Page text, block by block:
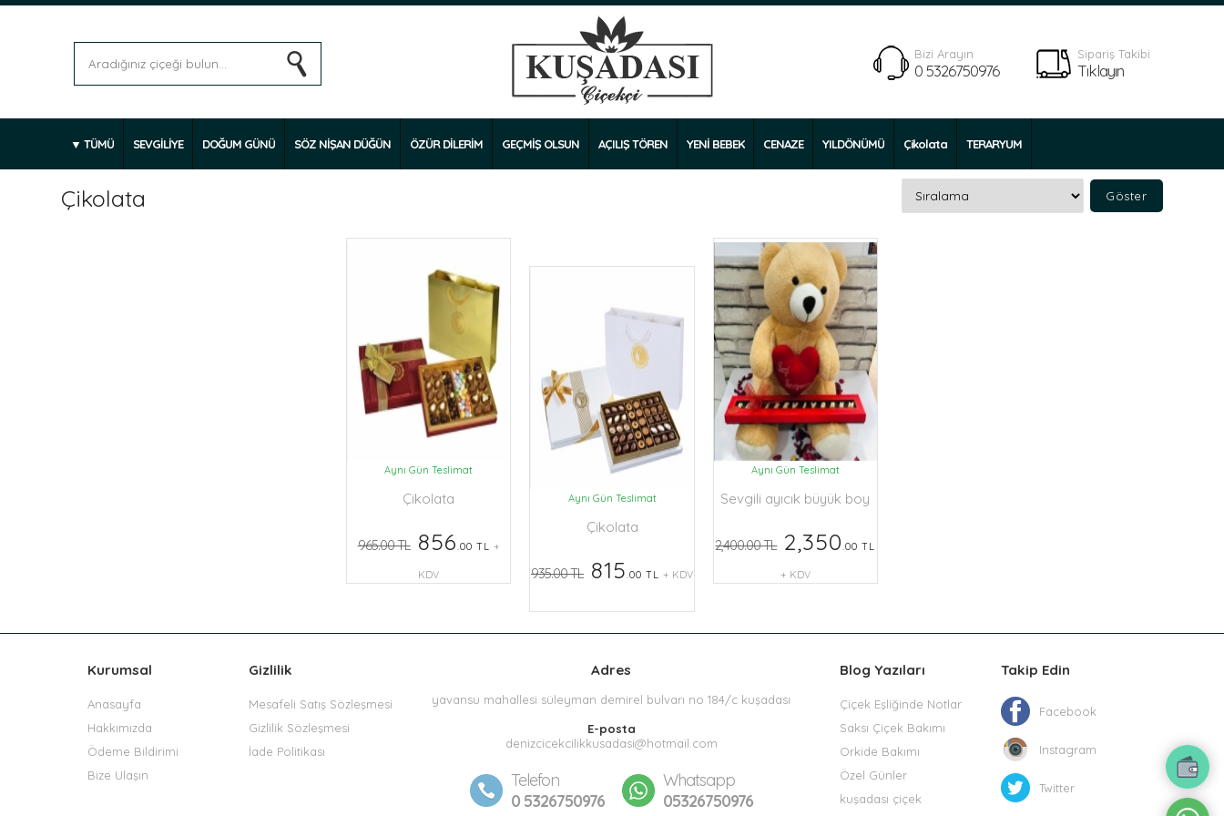
Bizi Arayın
0 5326750976
Sipariş Takibi
Tıklayın
TÜMÜ SEVGİLİYE DOĞUM GÜNÜ SÖZ NİŞAN DÜĞÜN ÖZÜR DİLERİM GEÇMİŞ OLSUN AÇILIŞ TÖREN YENİ BEBEK CENAZE YILDÖNÜMÜ Çikolata TERARYUM
Çikolata
Aynı Gün Teslimat
Çikolata
965.00 TL856.00 TL +
KDV
Aynı Gün Teslimat
Çikolata
935.00 TL 815.00 TL + KDV
Aynı Gün Teslimat
Sevgili ayıcık büyük boy
2,400.00 TL2,350.00 TL
+ KDV
Kurumsal
Anasayfa
Hakkımızda
Ödeme Bildirimi
Bize Ulaşın
Gizlilik
Mesafeli Satış Sözleşmesi
Gizlilik Sözleşmesi
İade Politikası
Adres
yavansu mahallesi süleyman demirel bulvarı no 184/c kuşadası
E-posta
denizcicekcilikkusadasi@hotmail.com
Telefon
0 5326750976
Whatsapp
05326750976
Blog Yazıları
Çiçek Eşliğinde Notlar
Saksı Çiçek Bakımı
Orkide Bakımı
Özel Günler
kuşadası çiçek
Takip Edin
Facebook
Instagram
Twitter